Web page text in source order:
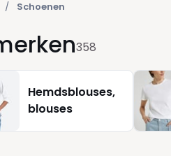
Schoenen
358
Hemdsblouses,
blouses